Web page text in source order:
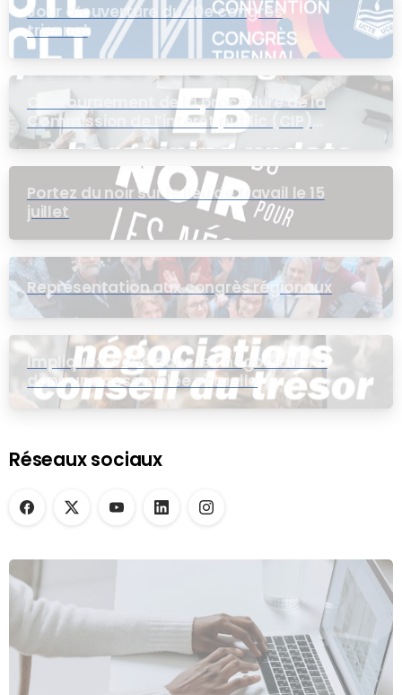
Jour d’ouverture du 20e congrès
triennal
Contournement de la procédure de la
Commission de l’intérêt public (CIP)
pour le groupe EB
Portez du noir sur le lieu de travail le 15
juillet
Représentation aux congrès régionaux
Impliquez-vous dans les négociations
dans une assemblée virtuelle
Réseaux sociaux